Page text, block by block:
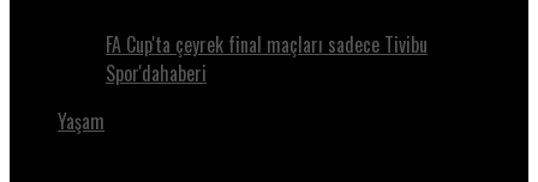
FA Cup'ta çeyrek final maçları sadece Tivibu
Spor'dahaberi
Yaşam